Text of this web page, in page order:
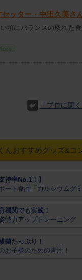
セッター・中田久美さ
頃にバランスの取れた
「プロに聞
んおすすめグッズ&コ
持率No.1！】
ート食品「カルシウムグミ
機関でも実践！
勢力アップトレーニング
菌たっぷり！
お子様のための青汁！